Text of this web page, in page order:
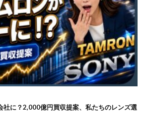
社に？2,000億円買収提案、私たちのレンズ選